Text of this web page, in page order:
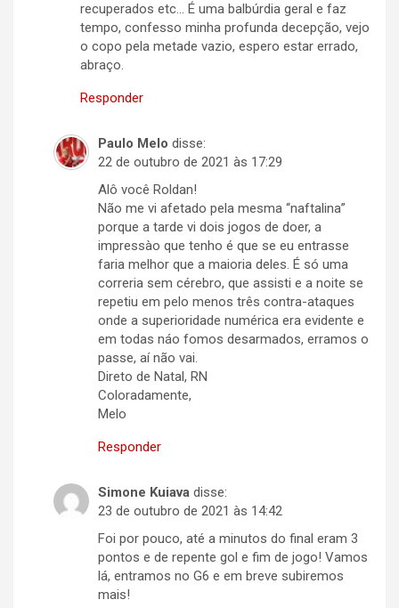
recuperados etc… É uma balbúrdia geral e faz
tempo, confesso minha profunda decepção, vejo
o copo pela metade vazio, espero estar errado,
abraço.
Responder
Paulo Melo disse:
22 de outubro de 2021 às 17:29
Alô você Roldan!
Não me vi afetado pela mesma “naftalina”
porque a tarde vi dois jogos de doer, a
impressào que tenho é que se eu entrasse
faria melhor que a maioria deles. É só uma
correria sem cérebro, que assisti e a noite se
repetiu em pelo menos três contra-ataques
onde a superioridade numérica era evidente e
em todas náo fomos desarmados, erramos o
passe, aí não vai.
Direto de Natal, RN
Coloradamente,
Melo
Responder
Simone Kuiava disse:
23 de outubro de 2021 às 14:42
Foi por pouco, até a minutos do final eram 3
pontos e de repente gol e fim de jogo! Vamos
lá, entramos no G6 e em breve subiremos
mais!